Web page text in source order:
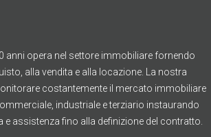
anni opera nel settore immobiliare fornendo
alla vendita e alla locazione. La nostra
costantemente il mercato immobiliare
industriale e terziario instaurando
assistenza fino alla definizione del contratto.